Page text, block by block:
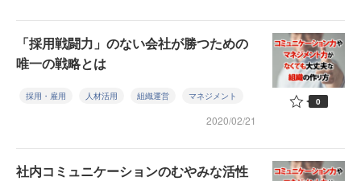
「採用戦闘力」のない会社が勝つための
唯一の戦略とは
採用・雇用 人材活用 組織運営 マネジメント
2020/02/21
0
社内コミュニケーションのむやみな活性